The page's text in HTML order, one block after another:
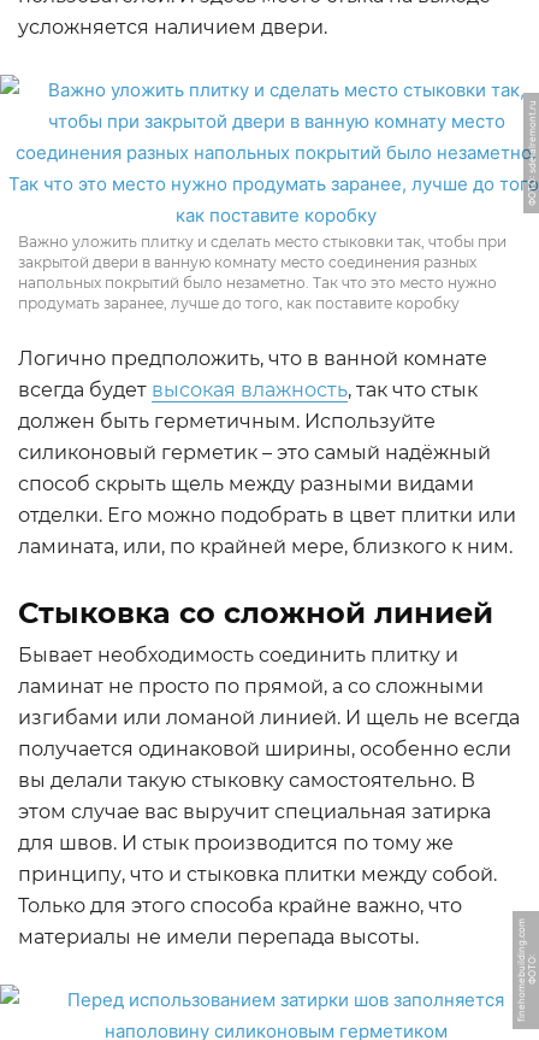
усложняется наличием двери.
ФОТО: sdelalremont.ru
Важно уложить плитку и сделать место стыковки так, чтобы при
закрытой двери в ванную комнату место соединения разных
напольных покрытий было незаметно. Так что это место нужно
продумать заранее, лучше до того, как поставите коробку
Логично предположить, что в ванной комнате
всегда будет высокая влажность, так что стык
должен быть герметичным. Используйте
силиконовый герметик – это самый надёжный
способ скрыть щель между разными видами
отделки. Его можно подобрать в цвет плитки или
ламината, или, по крайней мере, близкого к ним.
Стыковка со сложной линией
Бывает необходимость соединить плитку и
ламинат не просто по прямой, а со сложными
изгибами или ломаной линией. И щель не всегда
получается одинаковой ширины, особенно если
вы делали такую стыковку самостоятельно. В
этом случае вас выручит специальная затирка
для швов. И стык производится по тому же
принципу, что и стыковка плитки между собой.
Только для этого способа крайне важно, что
материалы не имели перепада высоты.
Ф
О
Т
О:
fi
n
e
h
o
m
e
b
uil
di
n
g.
c
o
m